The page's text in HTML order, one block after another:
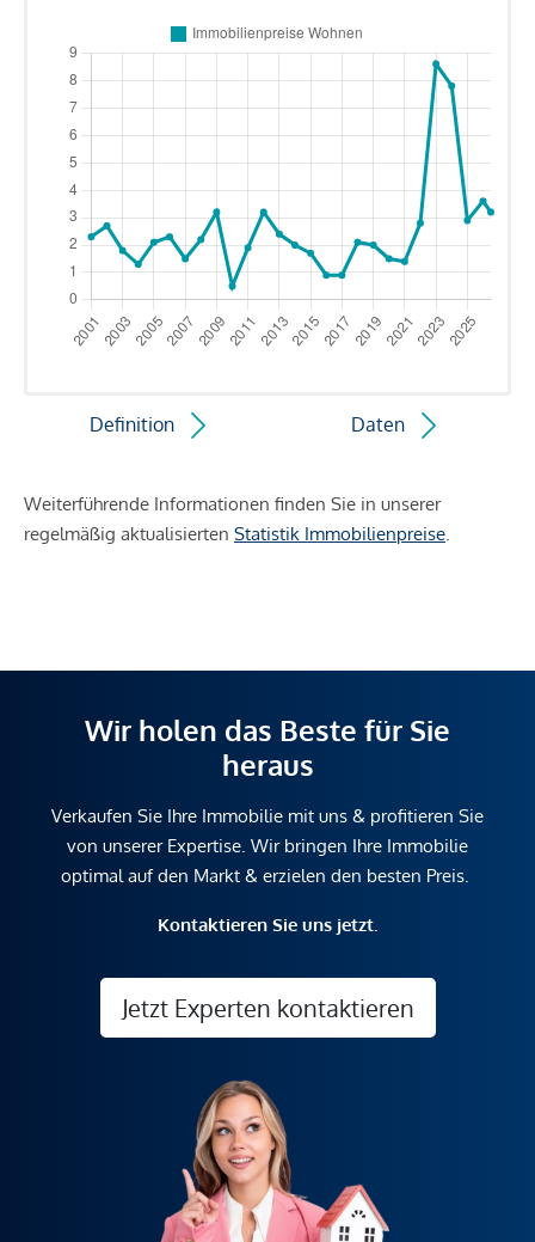
Definition Daten
Weiterführende Informationen finden Sie in unserer
regelmäßig aktualisierten Statistik Immobilienpreise
Wir holen das Beste für Sie
heraus
Verkaufen Sie Ihre Immobilie mit uns & profitieren Sie
von unserer Expertise. Wir bringen Ihre Immobilie
optimal auf den Markt & erzielen den besten Preis.
Kontaktieren Sie uns jetzt.
Jetzt Experten kontaktieren